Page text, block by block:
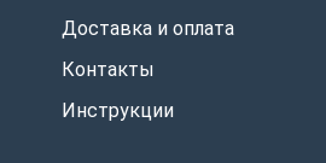
Доставка и оплата
Контакты
Инструкции